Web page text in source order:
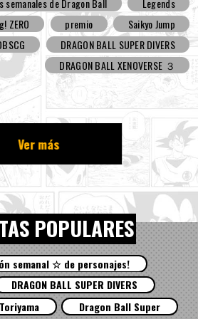
semanales de Dragon Ball
Legends
ZERO
premio
Saikyo Jump
DRAGON BALL SUPER DIVERS
DRAGON BALL XENOVERSE ３
Ver más
POPULARES
semanal ☆ de personajes!
DRAGON BALL SUPER DIVERS
Dragon Ball Super